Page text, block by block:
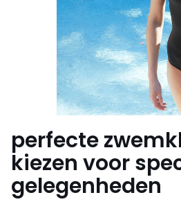
perfecte
kiezen voor
gelegenheden